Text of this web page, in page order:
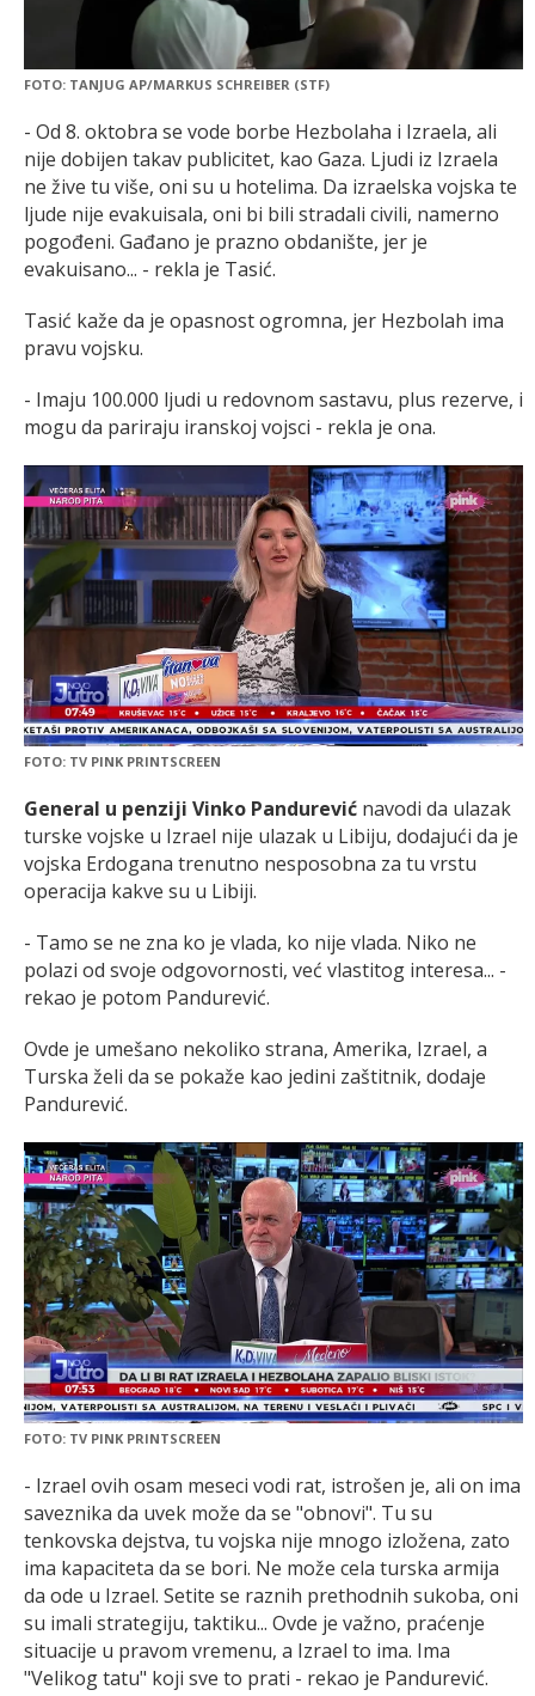
FOTO: TANJUG AP/MARKUS SCHREIBER (STF)
- Od 8. oktobra se vode borbe Hezbolaha i Izraela, ali
nije dobijen takav publicitet, kao Gaza. Ljudi iz Izraela
ne žive tu više, oni su u hotelima. Da izraelska vojska te
ljude nije evakuisala, oni bi bili stradali civili, namerno
pogođeni. Gađano je prazno obdanište, jer je
evakuisano... - rekla je Tasić.
Tasić kaže da je opasnost ogromna, jer Hezbolah ima
pravu vojsku.
- Imaju 100.000 ljudi u redovnom sastavu, plus rezerve, i
mogu da pariraju iranskoj vojsci - rekla je ona.
FOTO: TV PINK PRINTSCREEN
General u penziji Vinko Pandurević navodi da ulazak
turske vojske u Izrael nije ulazak u Libiju, dodajući da je
vojska Erdogana trenutno nesposobna za tu vrstu
operacija kakve su u Libiji.
- Tamo se ne zna ko je vlada, ko nije vlada. Niko ne
polazi od svoje odgovornosti, već vlastitog interesa... -
rekao je potom Pandurević.
Ovde je umešano nekoliko strana, Amerika, Izrael, a
Turska želi da se pokaže kao jedini zaštitnik, dodaje
Pandurević.
FOTO: TV PINK PRINTSCREEN
- Izrael ovih osam meseci vodi rat, istrošen je, ali on ima
saveznika da uvek može da se "obnovi". Tu su
tenkovska dejstva, tu vojska nije mnogo izložena, zato
ima kapaciteta da se bori. Ne može cela turska armija
da ode u Izrael. Setite se raznih prethodnih sukoba, oni
su imali strategiju, taktiku... Ovde je važno, praćenje
situacije u pravom vremenu, a Izrael to ima. Ima
"Velikog tatu" koji sve to prati - rekao je Pandurević.